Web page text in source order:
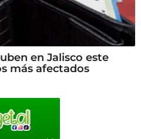
en Jalisco este
más afectados